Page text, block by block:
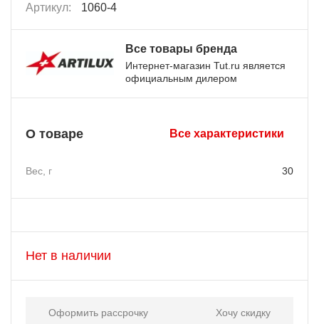
Артикул: 1060-4
Все товары бренда
Интернет-магазин Tut.ru является
официальным дилером
О товаре Все характеристики
Вес, г 30
Нет в наличии
Оформить рассрочку Хочу скидку